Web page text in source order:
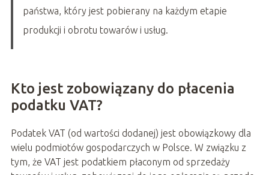
państwa, który jest pobierany na każdym etapie
produkcji i obrotu towarów i usług.
Kto jest zobowiązany do płacenia
podatku VAT?
Podatek VAT (od wartości dodanej) jest obowiązkowy dla
wielu podmiotów gospodarczych w Polsce. W związku z
tym, że VAT jest podatkiem płaconym od sprzedaży